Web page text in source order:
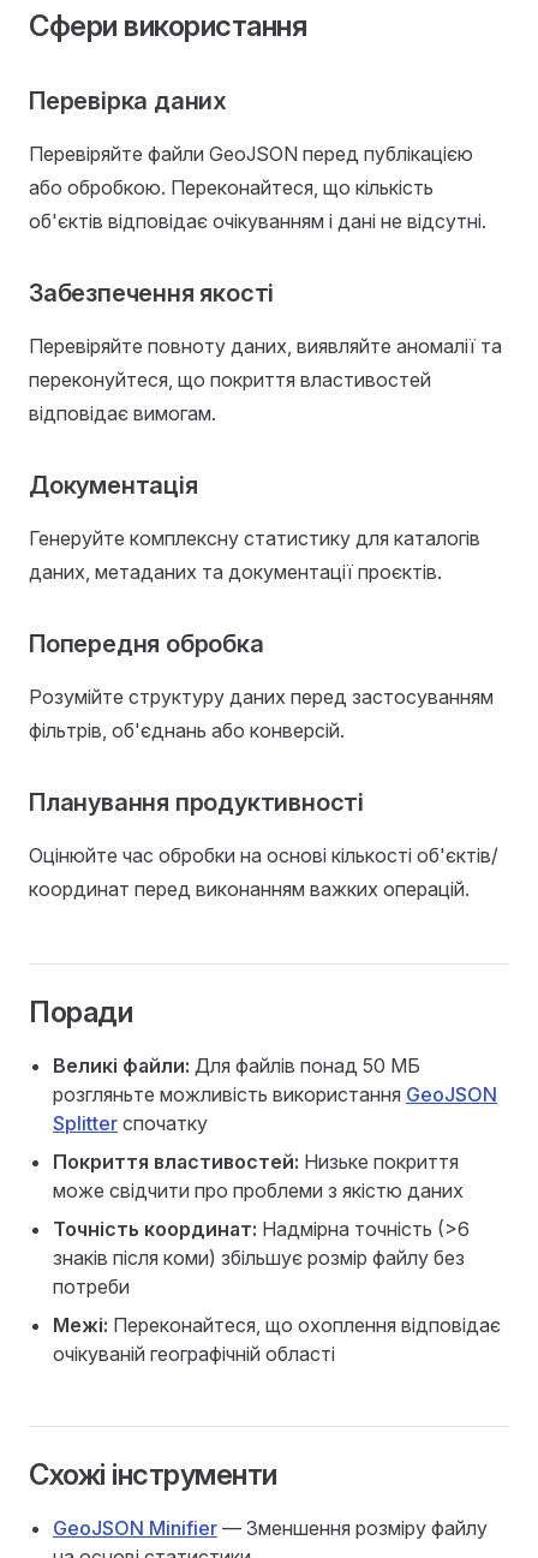
Сфери використання
Перевірка даних
Перевіряйте файли GeoJSON перед публікацією
або обробкою. Переконайтеся, що кількість
об'єктів відповідає очікуванням і дані не відсутні.
Забезпечення якості
Перевіряйте повноту даних, виявляйте аномалії та
переконуйтеся, що покриття властивостей
відповідає вимогам.
Документація
Генеруйте комплексну статистику для каталогів
даних, метаданих та документації проєктів.
Попередня обробка
Розумійте структуру даних перед застосуванням
фільтрів, об'єднань або конверсій.
Планування продуктивності
Оцінюйте час обробки на основі кількості об'єктів/
координат перед виконанням важких операцій.
Поради
Великі файли: Для файлів понад 50 МБ
розгляньте можливість використання GeoJSON
Splitter спочатку
Покриття властивостей: Низьке покриття
може свідчити про проблеми з якістю даних
Точність координат: Надмірна точність (>6
знаків після коми) збільшує розмір файлу без
потреби
Межі: Переконайтеся, що охоплення відповідає
очікуваній географічній області
Схожі інструменти
GeoJSON Minifier — Зменшення розміру файлу